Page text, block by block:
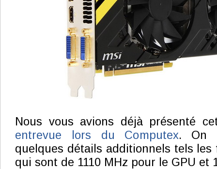
Nous vous avions déjà présenté
entrevue lors du Computex. On
quelques détails additionnels tels les
qui sont de 1110 MHz pour le GPU et